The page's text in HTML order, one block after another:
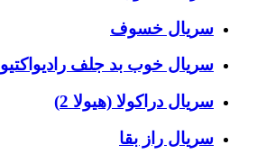
سریال خسوف
سریال خوب بد جلف رادیواکتیو
سریال دراکولا (هیولا 2)
سریال راز بقا